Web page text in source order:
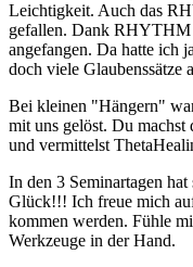
Leichtigkeit. Auch das
gefallen. Dank RHYTHM
angefangen. Da hatte ich
doch viele Glaubenssätze
Bei kleinen "Hängern"
mit uns gelöst. Du
und vermittelst
In den 3 Seminartagen
Glück!!! Ich freue mich
kommen werden. Fühle
Werkzeuge in der Hand.